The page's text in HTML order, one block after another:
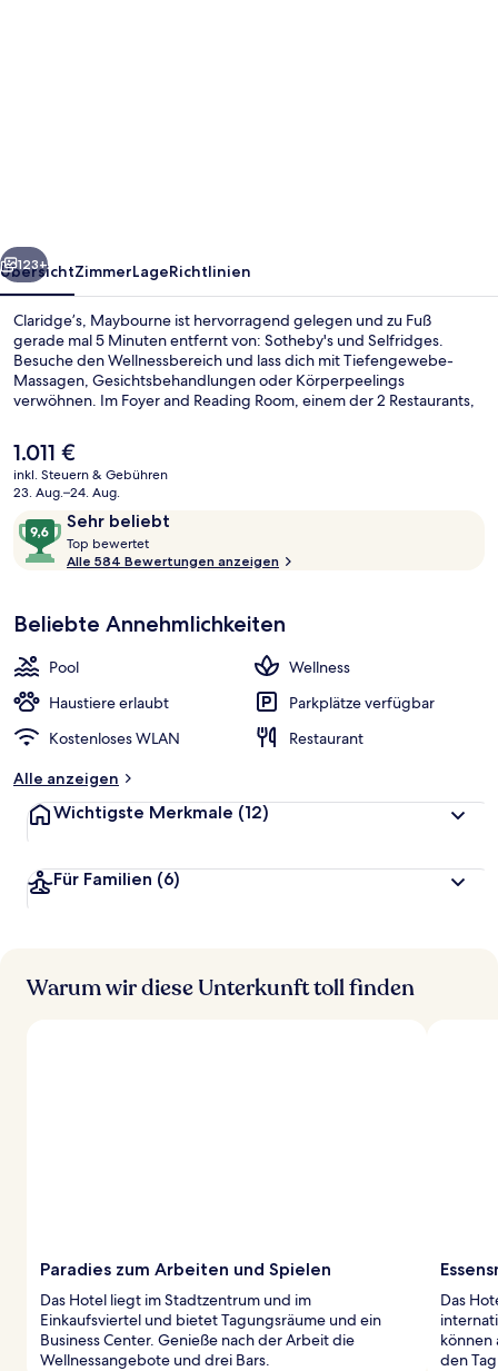
Weiter
123+
ÜbersichtZimmerLageRichtlinien
Claridge’s, Maybourne ist hervorragend gelegen und zu Fuß
gerade mal 5 Minuten entfernt von: Sotheby's und Selfridges.
Besuche den Wellnessbereich und lass dich mit Tiefengewebe-
Massagen, Gesichtsbehandlungen oder Körperpeelings
verwöhnen. Im Foyer and Reading Room, einem der 2 Restaurants,
internationale Küche serviert. Als weitere Highlights bietet dieses
Hotel im luxuriösen Stil 3 Bars/Lounges, einen Innenpool und ein
rund um die Uhr geöffnetes Fitnesscenter. Andere Reisende lieben
das hilfsbereite Personal. Die öffentlichen Verkehrsmittel sind nur
einen kurzen Fußmarsch entfernt: Zur Bahnhof Bond Street
(Elizabeth Line) sind es 3 Minuten und zur U-Bahn-Station Bond
Street 3 Minuten.
Der
aktuelle
Preis
1.011 €.
1.011 €
inkl. Steuern & Gebühren
23. Aug.–24. Aug.
Bewertungen
Sehr beliebt
9,6
von
10,
beliebt
Top bewertet
o
b
r
e
Alle 584 Bewertungen anzeigen
Beliebte Annehmlichkeiten
Pool
Wellness
Haustiere erlaubt
Parkplätze verfügbar
Kostenloses WLAN
Restaurant
Alle anzeigen
Wichtigste Merkmale (12)
Für Familien (6)
Warum wir diese Unterkunft toll finden
Paradies zum Arbeiten und Spielen
Das Hotel liegt im Stadtzentrum und im
Einkaufsviertel und bietet Tagungsräume und ein
Business Center. Genieße nach der Arbeit die
Wellnessangebote und drei Bars.
Das
können
den